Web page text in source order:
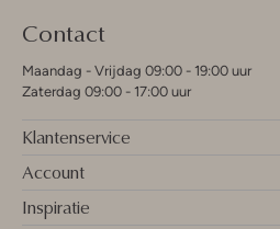
Contact
Maandag - Vrijdag 09:00 - 19:00 uur
Zaterdag 09:00 - 17:00 uur
Klantenservice
Account
Inspiratie